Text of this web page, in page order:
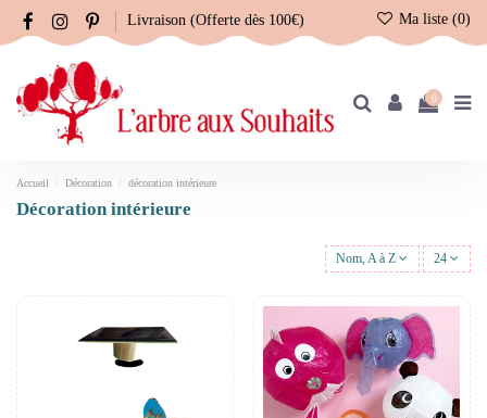
Livraison (Offerte dès 100€) Ma liste (0)
0
Accueil Décoration décoration intérieure
décoration intérieure
Nom, A à Z 24